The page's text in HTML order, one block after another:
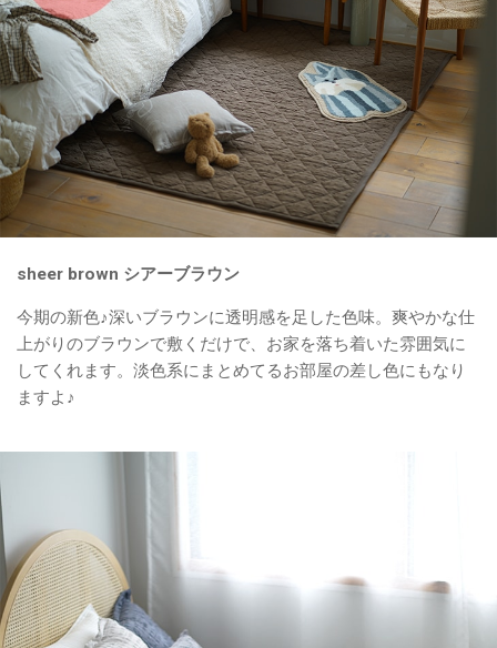
sheer brown シアーブラウン
今期の新色♪深いブラウンに透明感を足した色味。爽やかな仕
上がりのブラウンで敷くだけで、お家を落ち着いた雰囲気に
してくれます。淡色系にまとめてるお部屋の差し色にもなり
ますよ♪